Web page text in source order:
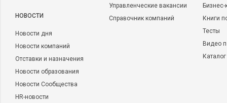
НОВОСТИ
Новости дня
Новости компаний
Отставки и назначения
Новости образования
Новости Сообщества
HR-новости
Управленческие вакансии
Справочник компаний
Книги
Тесты
Видео